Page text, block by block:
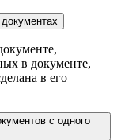
в документе,
в его
с одного